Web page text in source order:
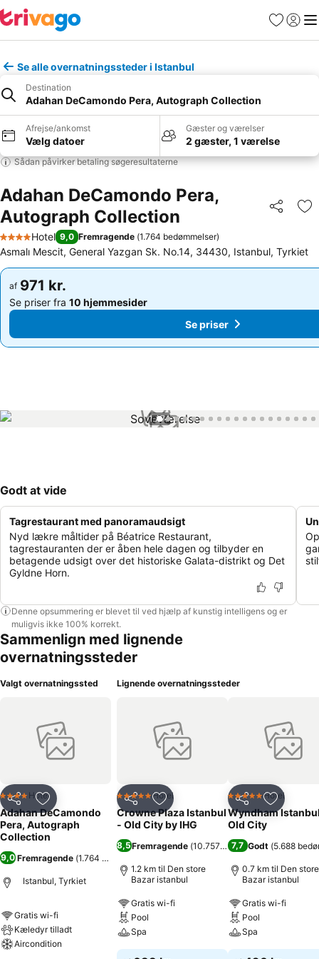
Favoritter
Log ind
Se alle overnatningssteder i Istanbul
Destination
Adahan DeCamondo Pera, Autograph Collection
Afrejse/ankomst
Vælg datoer
Gæster og værelser
2 gæster, 1 værelse
Sådan påvirker betaling søgeresultaterne
Adahan DeCamondo Pera,
Autograph Collection
Del
4 Stjerner
Hotel 9,0 Fremragende (1.764 bedømmelser)
Asmalı Mescit, General Yazgan Sk. No.14, 34430, Istanbul, Tyrkiet
af 971 kr.
Se priser fra 10 hjemmesider
af 971 kr.
Se priser fra 10 hjemmesider
Se priser
1 / 74
Godt at vide
Tagrestaurant med panoramaudsigt
Nyd lækre måltider på Béatrice Restaurant,
tagrestauranten der er åben hele dagen og tilbyder en
betagende udsigt over det historiske Galata-distrikt og Det
Gyldne Horn.
Denne opsummering er blevet til ved hjælp af kunstig intelligens og er
muligvis ikke 100% korrekt.
Sammenlign med lignende
overnatningssteder
Valgt overnatningssted
Del Føj til favoritter
4 StjernerHotel
Adahan DeCamondo
Pera, Autograph
Collection
9,0 Fremragende (1.764 bedømmelser
Istanbul, Tyrkiet
Gratis wi-fi
Kæledyr tilladt
Aircondition
Lignende overnatningssteder
Del Føj til favoritter
5 StjernerHotel
Crowne Plaza Istanbul
- Old City by IHG
8,5Fremragende (10.757 bedømmelser)
1.2 km til Den store
Bazar istanbul
Gratis wi-fi
Pool
Spa
Del Føj til
5 StjernerHotel
Wyndham
Old City
7,7 Godt (5.688
0.7 km til Den store
Bazar istanbul
Gratis wi-fi
Pool
Spa